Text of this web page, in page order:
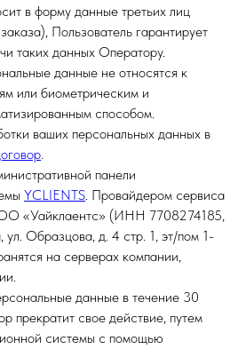
в форму данные третьих лиц
Пользователь гарантирует
таких данных Оператору.
данные не относятся к
или биометрическим и
способом.
ваших персональных данных в
.
панели
YCLIENTS. Провайдером сервиса
«Уайклаентс» (ИНН 7708274185,
Образцова, д. 4 стр. 1, эт/пом 1-
на серверах компании,
данные в течение 30
прекратит свое действие, путем
системы с помощью